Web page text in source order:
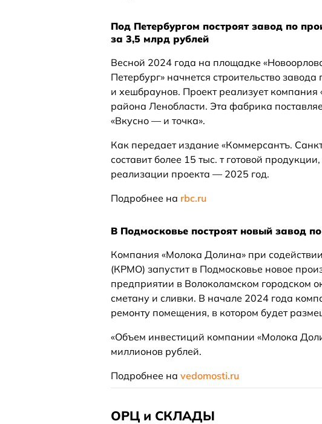
Под Петербургом построят завод по
за 3,5 млрд рублей
Весной 2024 года на площадке
Петербург» начнется строительство
и хешбраунов. Проект реализует компания
района Ленобласти. Эта фабрика
«Вкусно — и точка».
Как передает издание «Коммерсантъ.
составит более 15 тыс. т готовой
реализации проекта — 2025 год.
Подробнее на rbc.ru
В Подмосковье построят новый завод
Компания «Молока Долина» при
(КРМО) запустит в Подмосковье новое
предприятии в Волоколамском городском
сметану и сливки. В начале 2024 года
ремонту помещения, в котором будет
«Объем инвестиций компании «Молока
миллионов рублей.
Подробнее на vedomosti.ru
ОРЦ и СКЛАДЫ